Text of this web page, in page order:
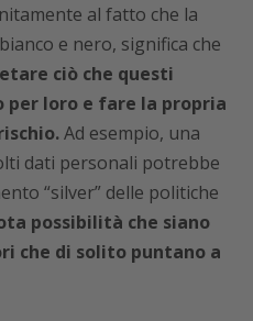
al fatto che la
e nero, significa che
ciò che questi
per loro e fare la propria
Ad esempio, una
dati personali potrebbe
“silver” delle politiche
possibilità che siano
che di solito puntano a